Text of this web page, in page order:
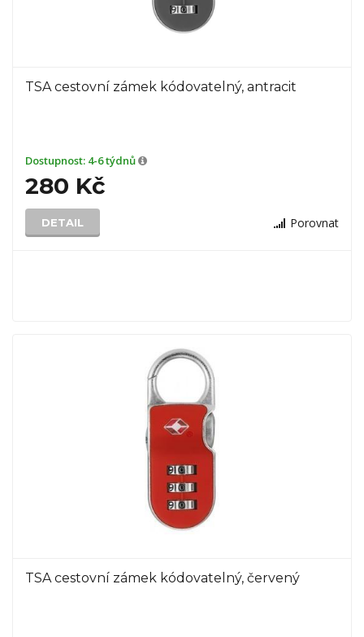
TSA cestovní zámek kódovatelný, antracit
Dostupnost: 4-6 týdnů
280 Kč
DETAIL Porovnat
TSA cestovní zámek kódovatelný, červený